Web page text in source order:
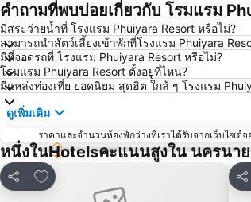
คำถามที่พบบ่อยเกี่ยวกับ โรมแรม
มีสระว่ายน้ำที่ โรงแรม Phuiyara Resort หรือไม่?
สามารถนำสัตว์เลี้ยงเข้าพักที่โรงแรม Phuiyara
มีที่จอดรถที่ โรงแรม Phuiyara Resort หรือไม่?
โรมแรม Phuiyara Resort ตั้งอยู่ที่ไหน?
มีแหล่งท่องเที่ย ยอดนิยม สุดฮิต ใกล้ ๆ โรงแรม
ดูเพิ่มเติม
ราคาและจำนวนห้องพักว่างที่เราได้รับจากเว็บไซ
หนึ่งในHotelsคะแนนสูงใน นครนา
แชร์
เพิ่มในรายการโปรด
แชร์